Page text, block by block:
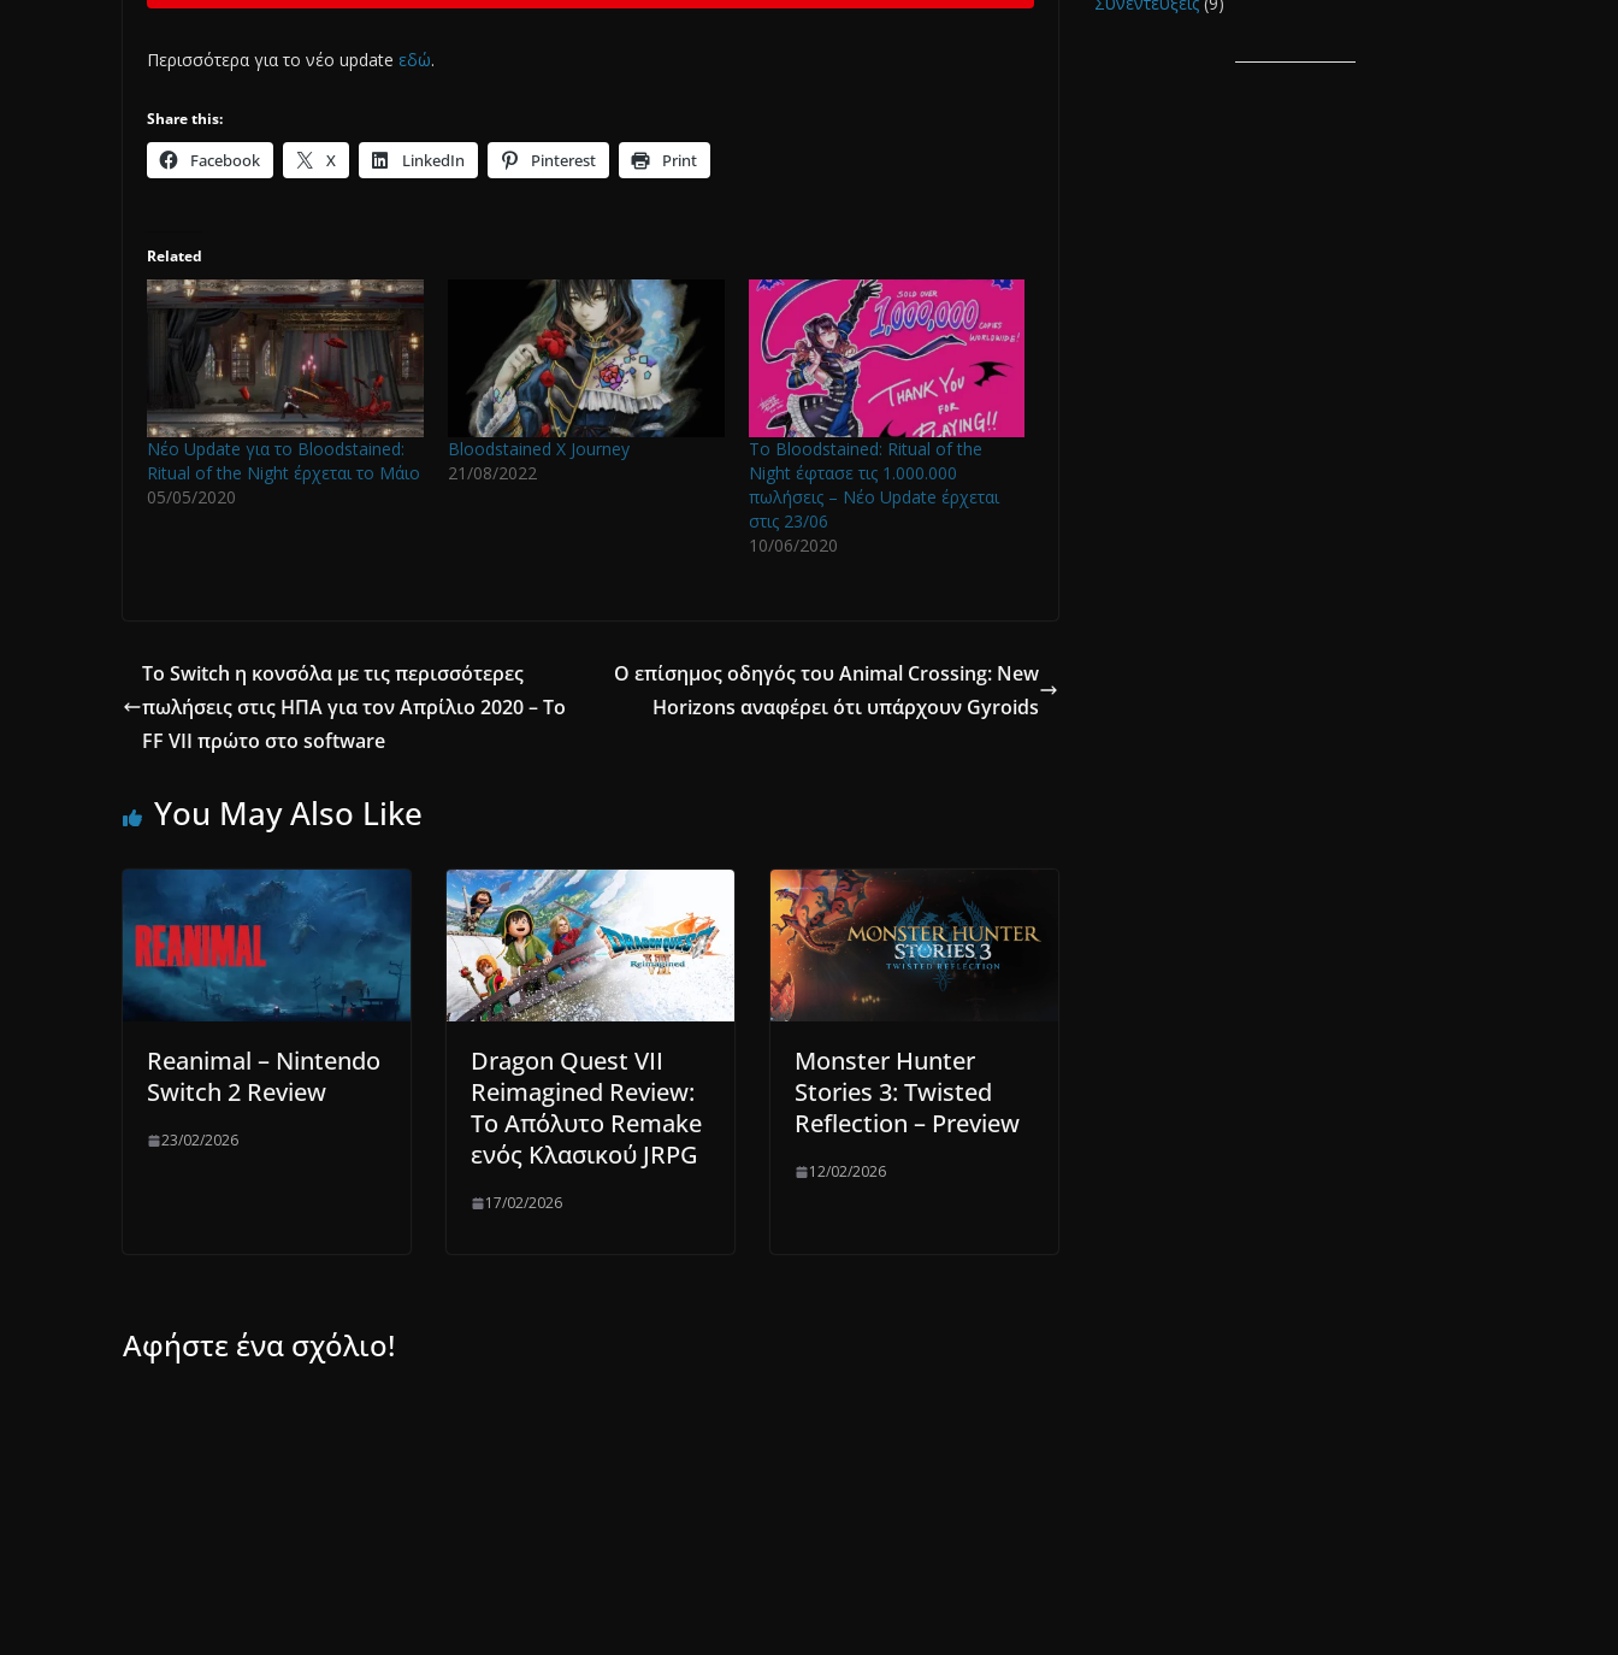
Περισσότερα για το νέο update εδώ.
Share this:
Facebook X LinkedIn Pinterest Print
Related
Νέο Update για το Bloodstained:
Ritual of the Night έρχεται το Μάιο
05/05/2020
Bloodstained X Journey
21/08/2022
Το Bloodstained: Ritual of the
Night έφτασε τις 1.000.000
πωλήσεις – Νέο Update έρχεται
στις 23/06
10/06/2020
Το Switch η κονσόλα με τις περισσότερες
πωλήσεις στις ΗΠΑ για τον Απρίλιο 2020 – Το
FF VII πρώτο στo software
Ο επίσημος οδηγός του Animal Crossing: New
Horizons αναφέρει ότι υπάρχουν Gyroids
You May Also Like
Reanimal – Nintendo
Switch 2 Review
23/02/2026
Dragon Quest VII
Reimagined Review:
Το Απόλυτο Remake
ενός Κλασικού JRPG
17/02/2026
Monster Hunter
Stories 3: Twisted
Reflection – Preview
12/02/2026
Αφήστε ένα σχόλιο!